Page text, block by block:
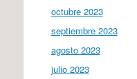
octubre 2023
septiembre 2023
agosto 2023
julio 2023